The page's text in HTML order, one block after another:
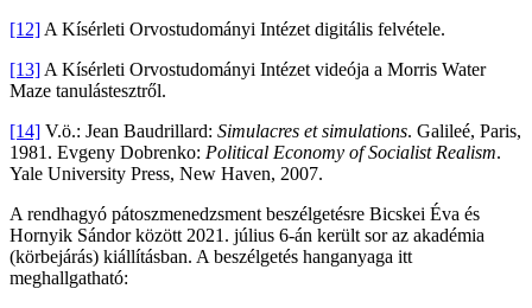
[12] A Kísérleti Orvostudományi Intézet digitális felvétele.
[13] A Kísérleti Orvostudományi Intézet videója a Morris Water
Maze tanulástesztről.
[14] V.ö.: Jean Baudrillard: Simulacres et simulations. Galileé, Paris,
1981. Evgeny Dobrenko: Political Economy of Socialist Realism.
Yale University Press, New Haven, 2007.
A rendhagyó pátoszmenedzsment beszélgetésre Bicskei Éva és
Hornyik Sándor között 2021. július 6-án került sor az akadémia
(körbejárás) kiállításban. A beszélgetés hanganyaga itt
meghallgatható: